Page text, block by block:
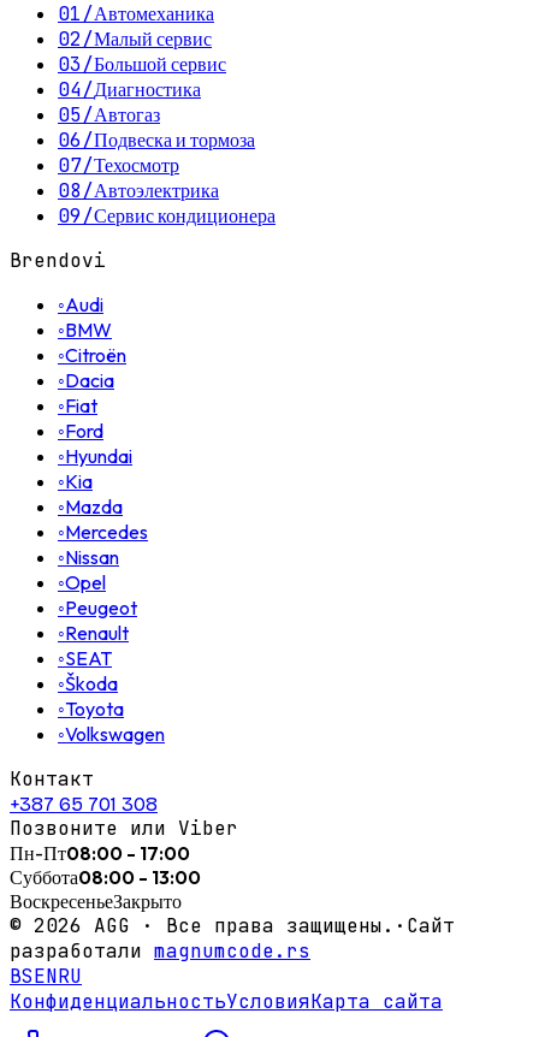
01/Автомеханика
02/Малый сервис
03/Большой сервис
04/Диагностика
05/Автогаз
06/Подвеска и тормоза
07/Техосмотр
08/Автоэлектрика
09/Сервис кондиционера
Brendovi
◦Audi
◦BMW
◦Citroën
◦Dacia
◦Fiat
◦Ford
◦Hyundai
◦Kia
◦Mazda
◦Mercedes
◦Nissan
◦Opel
◦Peugeot
◦Renault
◦SEAT
◦Škoda
◦Toyota
◦Volkswagen
Контакт
+387 65 701 308
Позвоните или Viber
Пн-Пт08:00 - 17:00
Суббота08:00 - 13:00
ВоскресеньеЗакрыто
© 2026 AGG · Все права защищены. · Сайт
разработали magnumcode.rs
BSENRU
КонфиденциальностьУсловияКарта сайта